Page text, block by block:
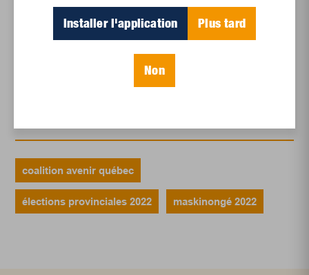
Le sport professionnel féminin : en mouvement,
en croissance
Le sommeil, nouveau défi de santé publique
coalition avenir québec
élections provinciales 2022 maskinongé 2022
Installer l'application Plus tard
Non